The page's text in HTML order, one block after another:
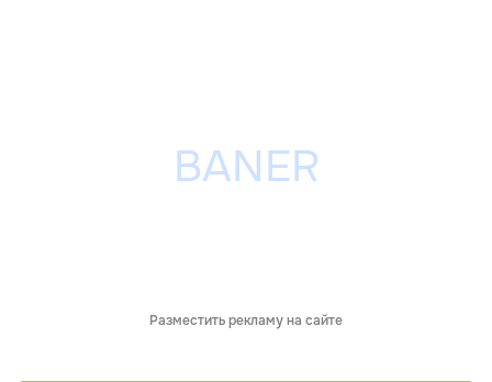
Разместить рекламу на сайте